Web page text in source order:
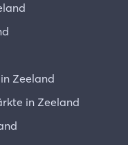
Zeeland
in Zeeland